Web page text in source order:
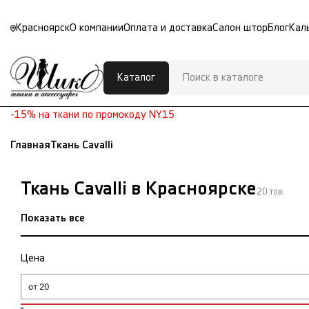
КрасноярскО компанииОплата и доставкаСалон штор Блог
Каталог
-15% на ткани по промокоду NY15
ГлавнаяТкань Cavalli
Ткань Cavalli в Красноярске 20 тов.
Показать все
Цена